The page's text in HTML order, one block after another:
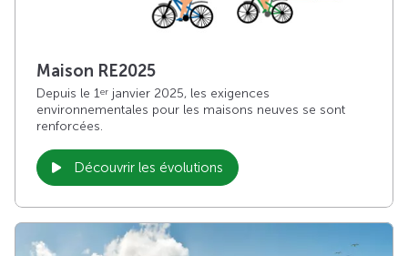
Maison RE2025
Depuis le 1er janvier 2025, les exigences
environnementales pour les maisons neuves se sont
renforcées.
Découvrir les évolutions